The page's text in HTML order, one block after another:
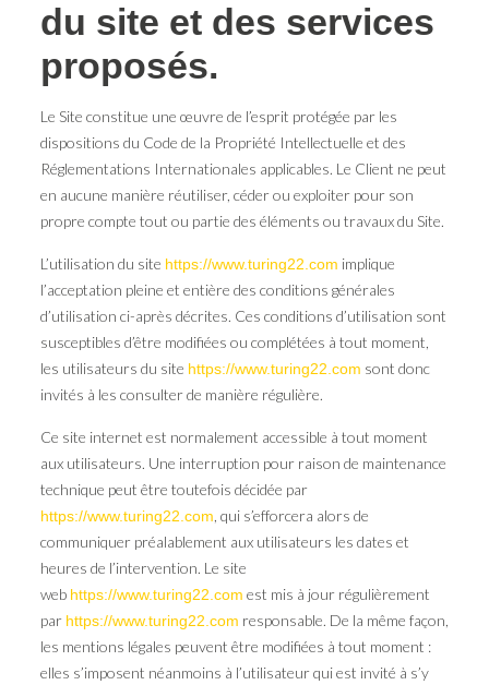
du site et des services
proposés.
Le Site constitue une œuvre de l’esprit protégée par les
dispositions du Code de la Propriété Intellectuelle et des
Réglementations Internationales applicables. Le Client ne peut
en aucune manière réutiliser, céder ou exploiter pour son
propre compte tout ou partie des éléments ou travaux du Site.
L’utilisation du site https://www.turing22.com implique
l’acceptation pleine et entière des conditions générales
d’utilisation ci-après décrites. Ces conditions d’utilisation sont
susceptibles d’être modifiées ou complétées à tout moment,
les utilisateurs du site https://www.turing22.com sont donc
invités à les consulter de manière régulière.
Ce site internet est normalement accessible à tout moment
aux utilisateurs. Une interruption pour raison de maintenance
technique peut être toutefois décidée par
https://www.turing22.com , qui s’efforcera alors de
communiquer préalablement aux utilisateurs les dates et
heures de l’intervention. Le site
web https://www.turing22.com est mis à jour régulièrement
par https://www.turing22.com responsable. De la même façon,
les mentions légales peuvent être modifiées à tout moment :
elles s’imposent néanmoins à l’utilisateur qui est invité à s’y